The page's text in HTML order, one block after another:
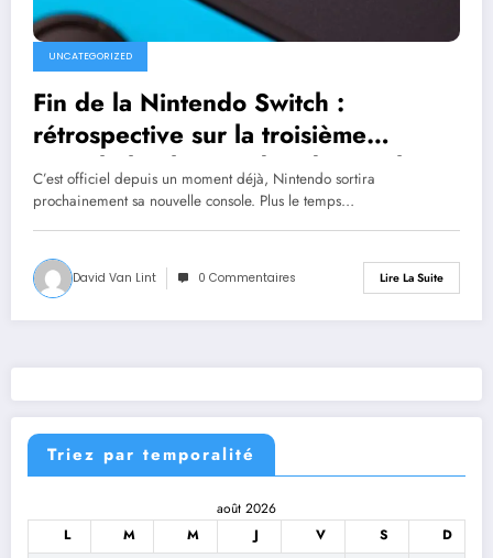
UNCATEGORIZED
Fin de la Nintendo Switch :
rétrospective sur la troisième
console la plus vendue de tous les
temps
C’est officiel depuis un moment déjà, Nintendo sortira
prochainement sa nouvelle console. Plus le temps…
David Van Lint 0 Commentaires Lire La Suite
Triez par temporalité
août 2026
L
M M J V S D